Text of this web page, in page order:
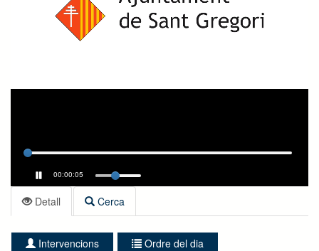
00:00:05
Detall Cerca
Intervencions
Ordre del dia